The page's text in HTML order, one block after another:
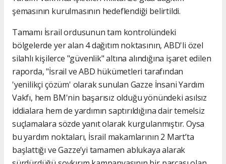
şemasının kurulmasının hedeflendiği belirtildi.
Tamamı İsrail ordusunun tam kontrolündeki
bölgelerde yer alan 4 dağıtım noktasının, ABD'li özel
silahlı kişilerce "güvenlik" altına alındığına işaret edilen
raporda, "İsrail ve ABD hükümetleri tarafından
'yenilikçi çözüm' olarak sunulan Gazze İnsani Yardım
Vakfı, hem BM'nin başarısız olduğu yönündeki asılsız
iddialara hem de yardımın saptırıldığına dair temelsiz
suçlamalara sözde yanıt olarak kurgulanmıştır. Oysa
bu yardım noktaları, İsrail makamlarının 2 Mart’ta
başlattığı ve Gazze’yi tamamen ablukaya alarak